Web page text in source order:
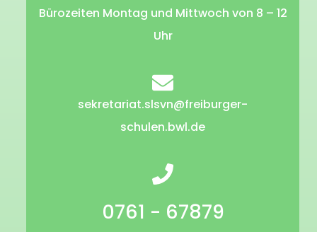
Bürozeiten Montag und Mittwoch von 8 – 12
Uhr
sekretariat.slsvn@freiburger-
schulen.bwl.de
0761 - 67879